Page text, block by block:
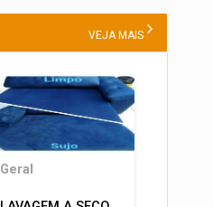
VEJA MAIS
Geral